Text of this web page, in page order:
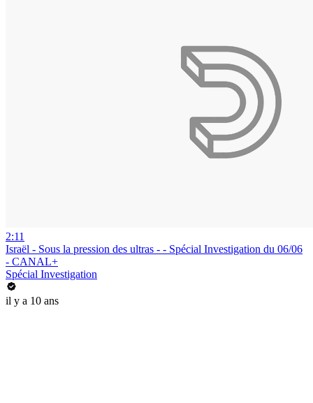
2:11
Israël - Sous la pression des ultras - - Spécial Investigation du 06/06
- CANAL+
Spécial Investigation
il y a 10 ans